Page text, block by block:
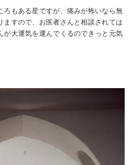
ろもある星ですが、痛みが怖いなら無
ますので、お医者さんと相談されては
が大運気を運んでくるのできっと元気